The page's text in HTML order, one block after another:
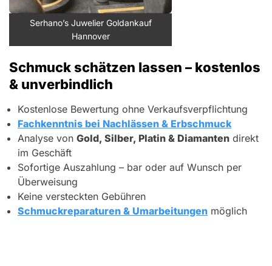
Serhano’s Juwelier Goldankauf
Hannover
Schmuck schätzen lassen – kostenlos
& unverbindlich
Kostenlose Bewertung ohne Verkaufsverpflichtung
Fachkenntnis bei Nachlässen & Erbschmuck
Analyse von Gold, Silber, Platin & Diamanten direkt
im Geschäft
Sofortige Auszahlung – bar oder auf Wunsch per
Überweisung
Keine versteckten Gebühren
Schmuckreparaturen & Umarbeitungen möglich